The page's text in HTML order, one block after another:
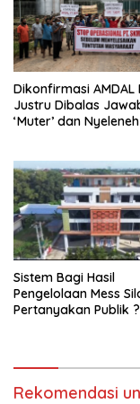
Dikonfirmasi AMDAL
Justru Dibalas
‘Muter’ dan
Sistem Bagi Hasil
Pengelolaan Mess
Pertanyakan Publik
Rekomendasi